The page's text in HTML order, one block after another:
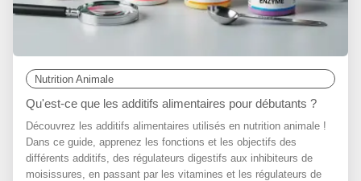
Nutrition Animale
Qu'est-ce que les additifs alimentaires pour débutants ?
Découvrez les additifs alimentaires utilisés en nutrition animale !
Dans ce guide, apprenez les fonctions et les objectifs des
différents additifs, des régulateurs digestifs aux inhibiteurs de
moisissures, en passant par les vitamines et les régulateurs de